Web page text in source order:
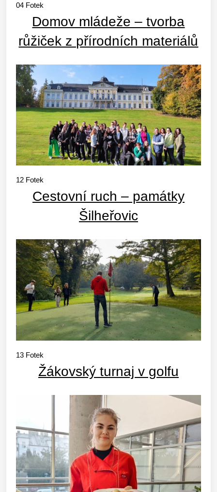
04 Fotek
Domov mládeže – tvorba
růžiček z přírodních materiálů
12 Fotek
Cestovní ruch – památky
Šilheřovic
13 Fotek
Žákovský turnaj v golfu